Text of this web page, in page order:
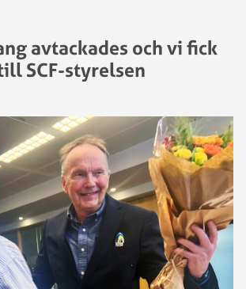
avtackades och vi fick
SCF-styrelsen